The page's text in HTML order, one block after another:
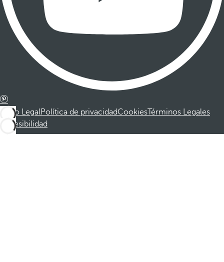
Aviso LegalPolítica de privacidadCookiesTérminos Legales
Accesibilidad